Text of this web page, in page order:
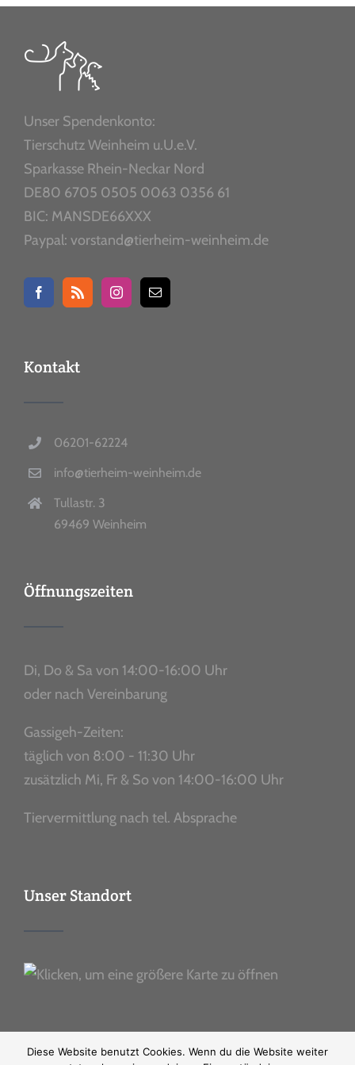
Unser Spendenkonto:
Tierschutz Weinheim u.U.e.V.
Sparkasse Rhein-Neckar Nord
DE80 6705 0505 0063 0356 61
BIC: MANSDE66XXX
Paypal: vorstand@tierheim-weinheim.de
Kontakt
06201-62224
info@tierheim-weinheim.de
Tullastr. 3
69469 Weinheim
Öffnungszeiten
Di, Do & Sa von 14:00-16:00 Uhr
oder nach Vereinbarung
Gassigeh-Zeiten:
täglich von 8:00 - 11:30 Uhr
zusätzlich Mi, Fr & So von 14:00-16:00 Uhr
Tiervermittlung nach tel. Absprache
Unser Standort
Diese Website benutzt Cookies. Wenn du die Website weiter